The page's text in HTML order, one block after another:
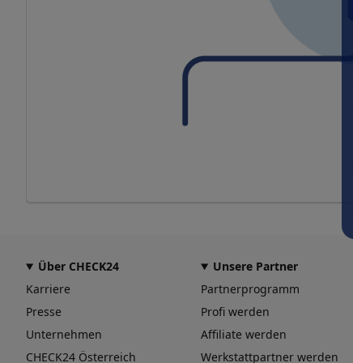
Über CHECK24
Karriere
Presse
Unternehmen
CHECK24 Österreich
Unsere Partner
Partnerprogramm
Profi werden
Affiliate werden
Werkstattpartner werden